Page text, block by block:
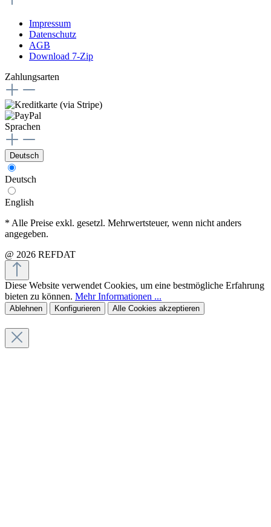
Impressum
Datenschutz
AGB
Download 7-Zip
Zahlungsarten
Sprachen
Deutsch
Deutsch
English
* Alle Preise exkl. gesetzl. Mehrwertsteuer, wenn nicht anders
angegeben.
@ 2026 REFDAT
Diese Website verwendet Cookies, um eine bestmögliche Erfahrung
bieten zu können. Mehr Informationen ...
Ablehnen Konfigurieren Alle Cookies akzeptieren